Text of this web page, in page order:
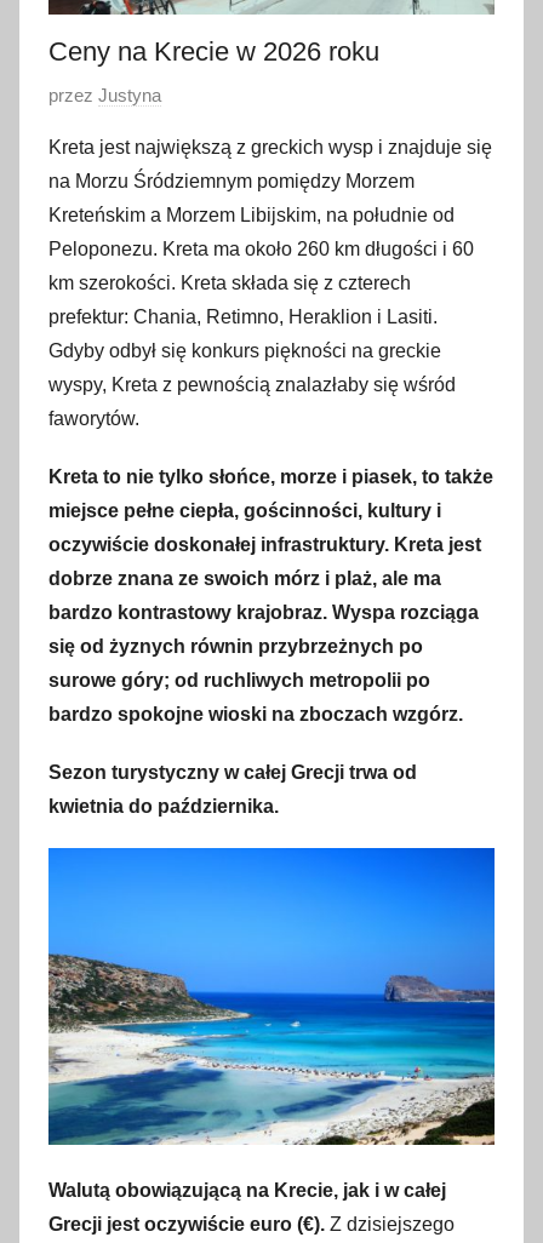
Ceny na Krecie w 2026 roku
O
u
b
l
i
k
o
w
a
n
2
0
s
n
i
0
2
przez Justyna
Kreta jest największą z greckich wysp i znajduje się
na Morzu Śródziemnym pomiędzy Morzem
Kreteńskim a Morzem Libijskim, na południe od
Peloponezu. Kreta ma około 260 km długości i 60
km szerokości. Kreta składa się z czterech
prefektur: Chania, Retimno, Heraklion i Lasiti.
Gdyby odbył się konkurs piękności na greckie
wyspy, Kreta z pewnością znalazłaby się wśród
faworytów.
Kreta to nie tylko słońce, morze i piasek, to także
miejsce pełne ciepła, gościnności, kultury i
oczywiście doskonałej infrastruktury. Kreta jest
dobrze znana ze swoich mórz i plaż, ale ma
bardzo kontrastowy krajobraz. Wyspa rozciąga
się od żyznych równin przybrzeżnych po
surowe góry; od ruchliwych metropolii po
bardzo spokojne wioski na zboczach wzgórz.
Sezon turystyczny w całej Grecji trwa od
kwietnia do października.
Walutą obowiązującą na Krecie, jak i w całej
Grecji jest oczywiście euro (€). Z dzisiejszego